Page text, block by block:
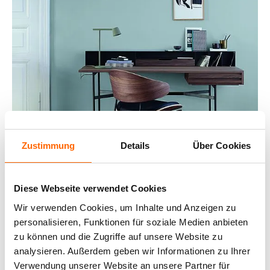
Zustimmung Details Über Cookies
Diese Webseite verwendet Cookies
Wir verwenden Cookies, um Inhalte und Anzeigen zu
personalisieren, Funktionen für soziale Medien anbieten
zu können und die Zugriffe auf unsere Website zu
analysieren. Außerdem geben wir Informationen zu Ihrer
Verwendung unserer Website an unsere Partner für
ELEGANTES
BLAUGRAU FÜR EINEN